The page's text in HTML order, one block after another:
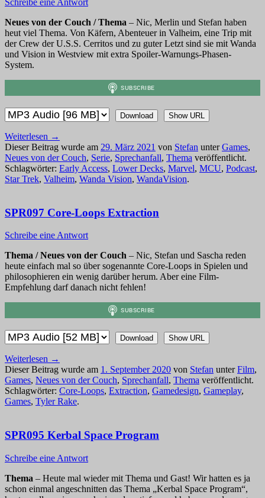
Schreibe eine Antwort
Neues von der Couch / Thema – Nic, Merlin und Stefan haben
heut viel Thema. Von Käfern, Abenteuer in Valheim, eine Trip mit
der Crew der U.S.S. Cerritos und zu guter Letzt sind sie mit Wanda
und Vision in Westview mit extra Spoiler-Warnungs-Phasen-
System.
Download Show URL
Weiterlesen →
Dieser Beitrag wurde am 29. März 2021 von Stefan unterGames,
Neues von der Couch, Serie, Sprechanfall, Thema veröffentlicht.
Schlagwörter: Early Access, Lower Decks, Marvel, MCU, Podcast,
Star Trek, Valheim, Wanda Vision, WandaVision.
SPR097 Core-Loops Extraction
Schreibe eine Antwort
Thema / Neues von der Couch – Nic, Stefan und Sascha reden
heute einfach mal so über sogenannte Core-Loops in Spielen und
philosophieren ein wenig darüber herum. Aber eine Film-
Empfehlung darf danach nicht fehlen!
Download Show URL
Weiterlesen →
Dieser Beitrag wurde am 1. September 2020 von Stefan unterFilm,
Games, Neues von der Couch, Sprechanfall, Thema veröffentlicht.
Schlagwörter: Core-Loops, Extraction, Gamedesign, Gameplay,
Games, Tyler Rake.
SPR095 Kerbal Space Program
Schreibe eine Antwort
Thema – Heute mal wieder mit Thema und Gast! Wir hatten es ja
schon einmal angeschnitten das Thema „Kerbal Space Program“,